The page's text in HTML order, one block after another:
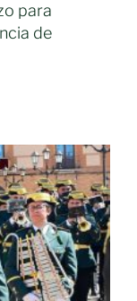
para
de